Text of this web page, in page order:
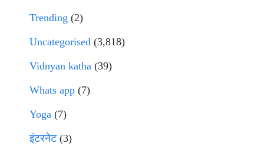
Trending (2)
Uncategorised (3,818)
Vidnyan katha (39)
Whats app (7)
Yoga (7)
इंटरनेट(3)